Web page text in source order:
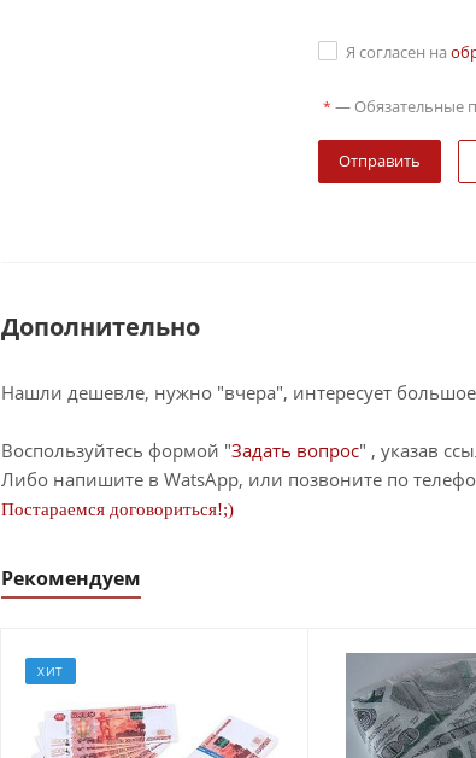
Я согласен на
* — Обязательные
Дополнительно
Нашли дешевле, нужно "вчера", интересует большое
Воспользуйтесь формой "Задать вопрос" , указав
Либо напишите в WatsApp, или позвоните по
Постараемся договориться!;)
Рекомендуем
ХИТ